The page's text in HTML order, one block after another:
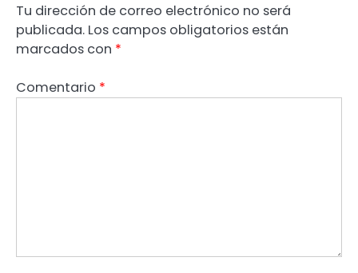
Tu dirección de correo electrónico no será
publicada. Los campos obligatorios están
marcados con *
Comentario *